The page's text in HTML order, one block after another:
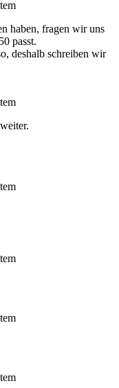
haben, fragen wir uns
passt.
deshalb schreiben wir